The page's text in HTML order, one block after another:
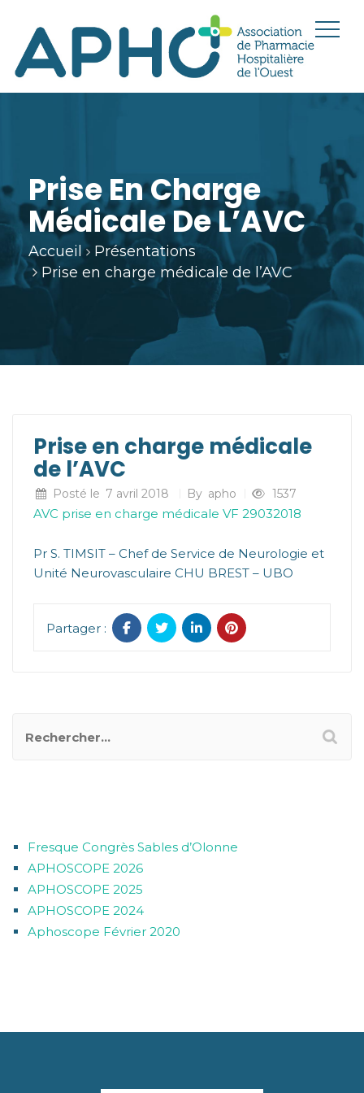
Prise En Charge
Médicale De L’AVC
Accueil
Présentations
Prise en charge médicale de l’AVC
Prise en charge médicale
de l’AVC
Posté le 7 avril 2018 By apho 1537
AVC prise en charge médicale VF 29032018
Pr S. TIMSIT – Chef de Service de Neurologie et
Unité Neurovasculaire CHU BREST – UBO
Partager :
Fresque Congrès Sables d’Olonne
APHOSCOPE 2026
APHOSCOPE 2025
APHOSCOPE 2024
Aphoscope Février 2020